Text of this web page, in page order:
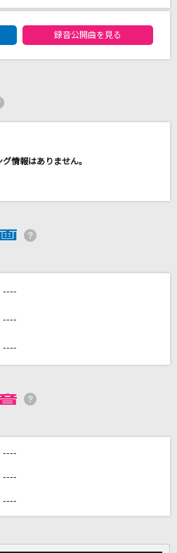
情報をチェック！
ルエントリーランキング
録音公開曲を見る
----
----
----
----
----
----